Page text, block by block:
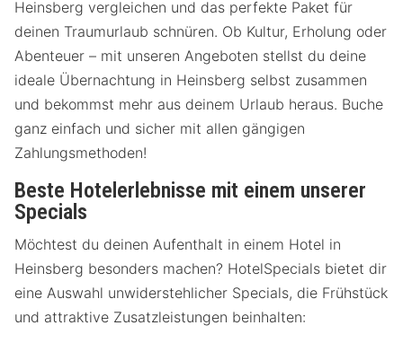
Heinsberg vergleichen und das perfekte Paket für
deinen Traumurlaub schnüren. Ob Kultur, Erholung oder
Abenteuer – mit unseren Angeboten stellst du deine
ideale Übernachtung in Heinsberg selbst zusammen
und bekommst mehr aus deinem Urlaub heraus. Buche
ganz einfach und sicher mit allen gängigen
Zahlungsmethoden!
Beste Hotelerlebnisse mit einem unserer
Specials
Möchtest du deinen Aufenthalt in einem Hotel in
Heinsberg besonders machen? HotelSpecials bietet dir
eine Auswahl unwiderstehlicher Specials, die Frühstück
und attraktive Zusatzleistungen beinhalten: